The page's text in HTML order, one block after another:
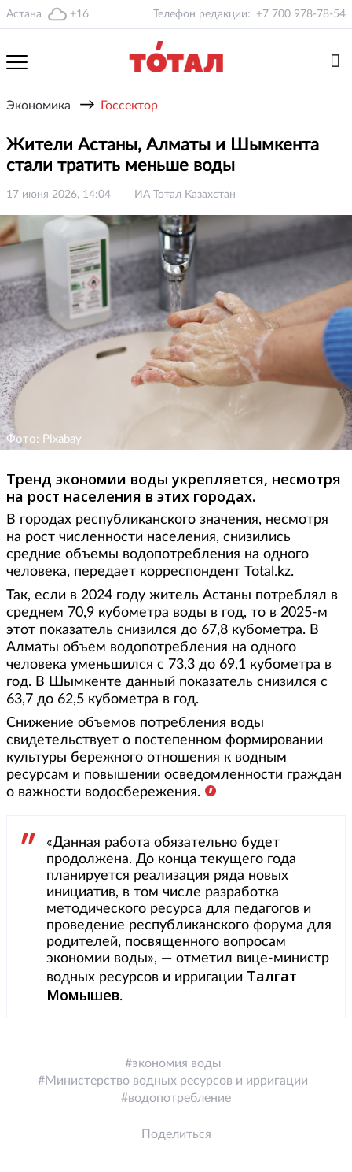
Астана +16 Телефон редакции: +7 700 978-78-54
Экономика → Госсектор
Жители Астаны, Алматы и Шымкента
стали тратить меньше воды
17 июня 2026, 14:04 ИА Тотал Казахстан
Фото: Pixabay
Тренд экономии воды укрепляется, несмотря
на рост населения в этих городах.
В городах республиканского значения, несмотря
на рост численности населения, снизились
средние объемы водопотребления на одного
человека, передает корреспондент Total.kz.
Так, если в 2024 году житель Астаны потреблял в
среднем 70,9 кубометра воды в год, то в 2025-м
этот показатель снизился до 67,8 кубометра. В
Алматы объем водопотребления на одного
человека уменьшился с 73,3 до 69,1 кубометра в
год. В Шымкенте данный показатель снизился с
63,7 до 62,5 кубометра в год.
Снижение объемов потребления воды
свидетельствует о постепенном формировании
культуры бережного отношения к водным
ресурсам и повышении осведомленности граждан
о важности водосбережения.
«Данная работа обязательно будет
продолжена. До конца текущего года
планируется реализация ряда новых
инициатив, в том числе разработка
методического ресурса для педагогов и
проведение республиканского форума для
родителей, посвященного вопросам
экономии воды», — отметил вице-министр
водных ресурсов и ирригации Талгат
Момышев.
экономия воды
Министерство водных ресурсов и ирригации
водопотребление
Поделиться